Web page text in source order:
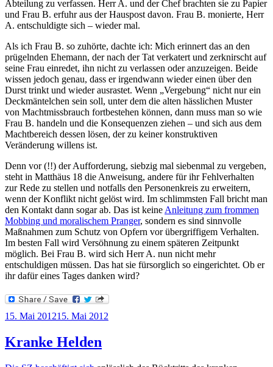
Abteilung zu verfassen. Herr A. und der Chef brachten sie zu Papier
und Frau B. erfuhr aus der Hauspost davon. Frau B. monierte, Herr
A. entschuldigte sich – wieder mal.
Als ich Frau B. so zuhörte, dachte ich: Mich erinnert das an den
prügelnden Ehemann, der nach der Tat verkatert und zerknirscht auf
seine Frau einredet, ihn nicht zu verlassen oder anzuzeigen. Beide
wissen jedoch genau, dass er irgendwann wieder einen über den
Durst trinkt und wieder ausrastet. Wenn „Vergebung“ nicht nur ein
Deckmäntelchen sein soll, unter dem die alten hässlichen Muster
von Machtmissbrauch fortbestehen können, dann muss man so wie
Frau B. handeln und die Konsequenzen ziehen – und sich aus dem
Machtbereich dessen lösen, der zu keiner konstruktiven
Veränderung willens ist.
Denn vor (!!) der Aufforderung, siebzig mal siebenmal zu vergeben,
steht in Matthäus 18 die Anweisung, andere für ihr Fehlverhalten
zur Rede zu stellen und notfalls den Personenkreis zu erweitern,
wenn der Konflikt nicht gelöst wird. Im schlimmsten Fall bricht man
den Kontakt dann sogar ab. Das ist keine Anleitung zum frommen
Mobbing und moralischem Pranger, sondern es sind sinnvolle
Maßnahmen zum Schutz von Opfern vor übergriffigem Verhalten.
Im besten Fall wird Versöhnung zu einem späteren Zeitpunkt
möglich. Bei Frau B. wird sich Herr A. nun nicht mehr
entschuldigen müssen. Das hat sie fürsorglich so eingerichtet. Ob er
ihr dafür eines Tages danken wird?
Veröffentlicht
15. Mai 201215. Mai 2012
Kranke Helden